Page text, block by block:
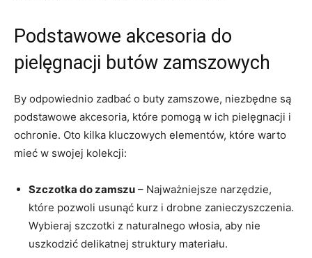
Podstawowe akcesoria do
pielęgnacji butów zamszowych
By odpowiednio zadbać o buty zamszowe, niezbędne są
podstawowe akcesoria, które pomogą w ich pielęgnacji i
ochronie. Oto kilka kluczowych elementów, które warto
mieć w swojej kolekcji:
Szczotka do zamszu – Najważniejsze narzędzie,
które pozwoli usunąć kurz i drobne zanieczyszczenia.
Wybieraj szczotki z naturalnego włosia, aby nie
uszkodzić delikatnej struktury materiału.